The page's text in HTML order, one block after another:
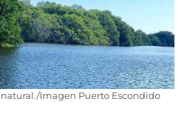
Imagen Puerto Escondido